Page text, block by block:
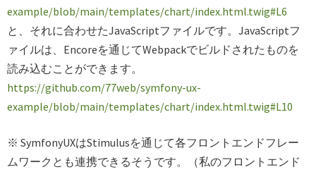
example/blob/main/templates/chart/index.html.twig#L6
と、それに合わせたJavaScriptファイルです。JavaScriptフ
ァイルは、Encoreを通じてWebpackでビルドされたものを
読み込むことができます。
https://github.com/77web/symfony-ux-
example/blob/main/templates/chart/index.html.twig#L10
※ SymfonyUXはStimulusを通じて各フロントエンドフレー
ムワークとも連携できるそうです。（私のフロントエンド